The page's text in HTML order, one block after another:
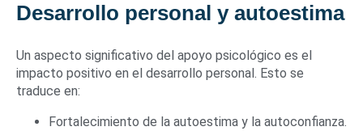
Desarrollo personal y autoestima
Un aspecto significativo del apoyo psicológico es el
impacto positivo en el desarrollo personal. Esto se
traduce en:
Fortalecimiento de la autoestima y la autoconfianza.